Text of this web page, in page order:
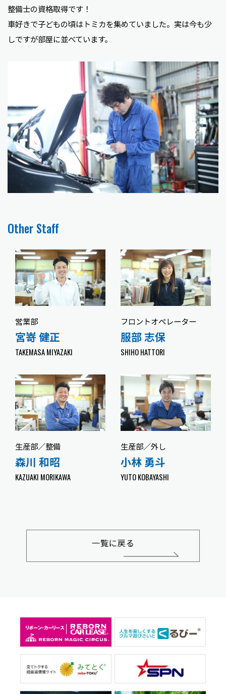
整備士の資格取得です！
車好きで子どもの頃はトミカを集めていました。実は今も少
しですが部屋に並べています。
Other Staff
営業部
宮嵜 健正
TAKEMASA MIYAZAKI
フロントオペレーター
服部 志保
SHIHO HATTORI
生産部／整備
森川 和昭
KAZUAKI MORIKAWA
生産部／外し
小林 勇斗
YUTO KOBAYASHI
一覧に戻る